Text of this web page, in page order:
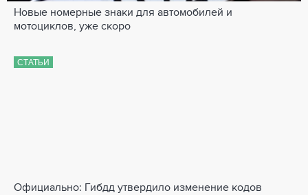
Новые номерные знаки для автомобилей и
мотоциклов, уже скоро
СТАТЬИ
Официально: Гибдд утвердило изменение кодов